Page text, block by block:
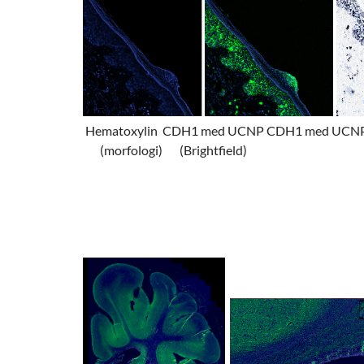
Hematoxylin CDH1 med UCNPCDH1 med
(morfologi)
(Brightfield)